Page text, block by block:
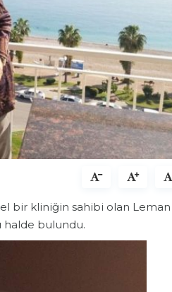
bir kliniğin sahibi olan Leman
halde bulundu.